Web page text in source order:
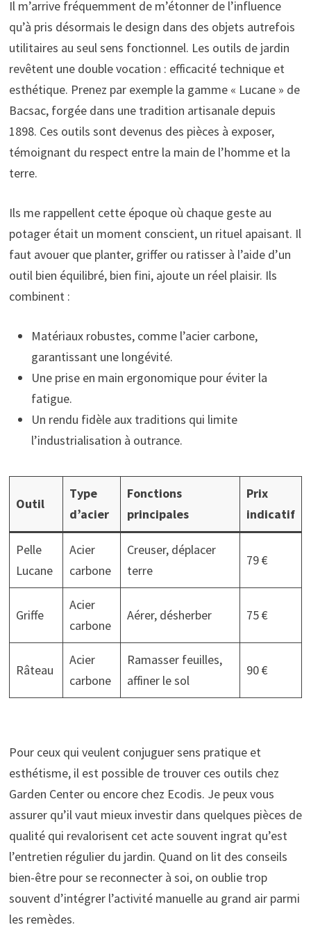
Il m’arrive fréquemment de m’étonner de l’influence
qu’à pris désormais le design dans des objets autrefois
utilitaires au seul sens fonctionnel. Les outils de jardin
revêtent une double vocation : efficacité technique et
esthétique. Prenez par exemple la gamme « Lucane » de
Bacsac, forgée dans une tradition artisanale depuis
1898. Ces outils sont devenus des pièces à exposer,
témoignant du respect entre la main de l’homme et la
terre.
Ils me rappellent cette époque où chaque geste au
potager était un moment conscient, un rituel apaisant. Il
faut avouer que planter, griffer ou ratisser à l’aide d’un
outil bien équilibré, bien fini, ajoute un réel plaisir. Ils
combinent :
Matériaux robustes, comme l’acier carbone,
garantissant une longévité.
Une prise en main ergonomique pour éviter la
fatigue.
Un rendu fidèle aux traditions qui limite
l’industrialisation à outrance.
Outil
Type
d’acier
Fonctions
principales
Prix
indicatif
Pelle
Lucane
Acier
carbone
Creuser, déplacer
terre
79 €
Griffe
Acier
carbone
Aérer, désherber 75 €
Râteau
Acier
carbone
Ramasser feuilles,
affiner le sol
90 €
Pour ceux qui veulent conjuguer sens pratique et
esthétisme, il est possible de trouver ces outils chez
Garden Center ou encore chez Ecodis. Je peux vous
assurer qu’il vaut mieux investir dans quelques pièces de
qualité qui revalorisent cet acte souvent ingrat qu’est
l’entretien régulier du jardin. Quand on lit des conseils
bien-être pour se reconnecter à soi, on oublie trop
souvent d’intégrer l’activité manuelle au grand air parmi
les remèdes.